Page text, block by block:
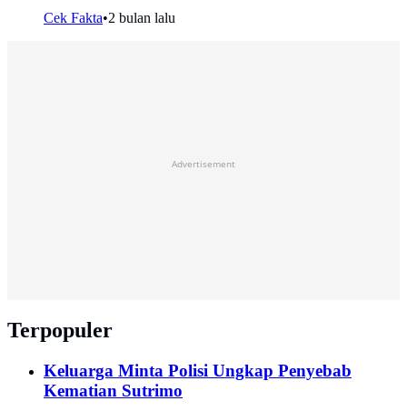
Cek Fakta•2 bulan lalu
Advertisement
Terpopuler
Keluarga Minta Polisi Ungkap Penyebab
Kematian Sutrimo